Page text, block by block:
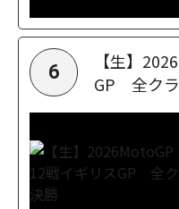
6
【生】
GP 全ク